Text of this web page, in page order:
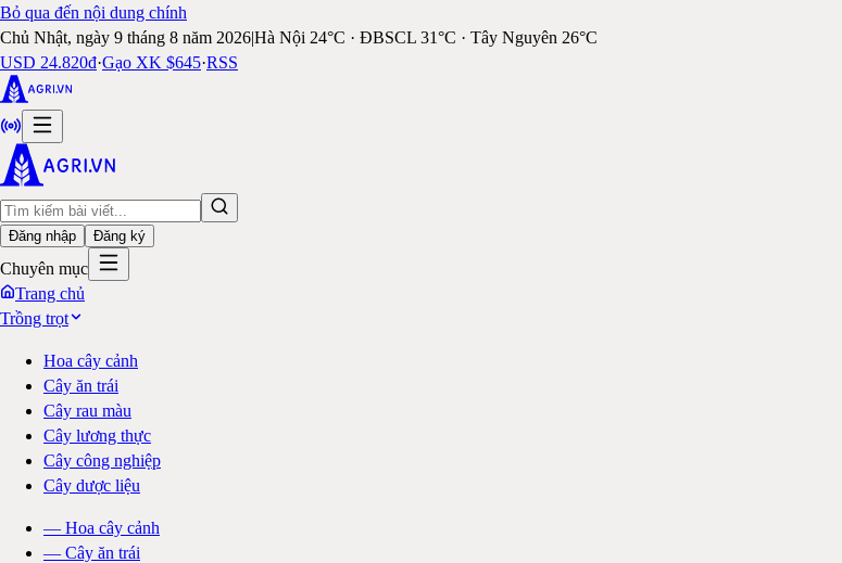
Bỏ qua đến nội dung chính
Chủ Nhật, ngày 9 tháng 8 năm 2026|Hà Nội 24°C · ĐBSCL 31°C · Tây Nguyên 26°C
USD 24.820đ·Gạo XK $645·RSS
Đăng nhập Đăng ký
Chuyên mục
Trang chủ
Trồng trọt
Hoa cây cảnh
Cây ăn trái
Cây rau màu
Cây lương thực
Cây công nghiệp
Cây dược liệu
— Hoa cây cảnh
— Cây ăn trái